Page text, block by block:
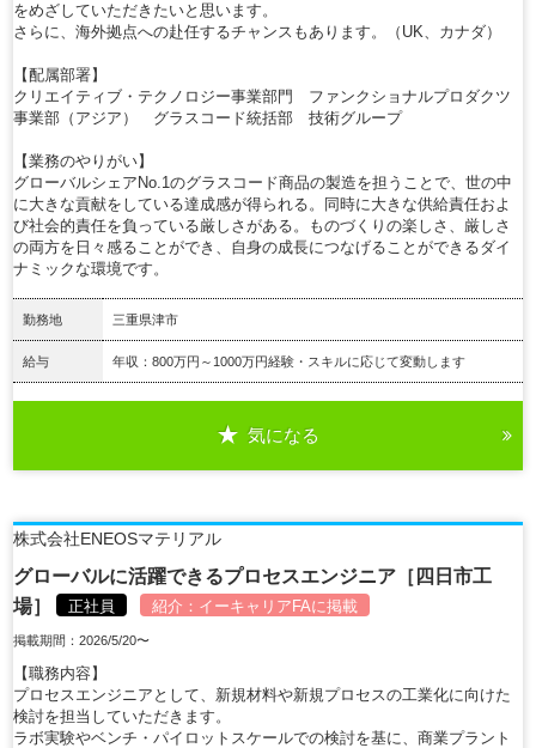
をめざしていただきたいと思います。
さらに、海外拠点への赴任するチャンスもあります。（UK、カナダ）
【配属部署】
クリエイティブ・テクノロジー事業部門 ファンクショナルプロダクツ
事業部（アジア） グラスコード統括部 技術グループ
【業務のやりがい】
グローバルシェアNo.1のグラスコード商品の製造を担うことで、世の中
に大きな貢献をしている達成感が得られる。同時に大きな供給責任およ
び社会的責任を負っている厳しさがある。ものづくりの楽しさ、厳しさ
の両方を日々感ることができ、自身の成長につなげることができるダイ
ナミックな環境です。
勤務地 三重県津市
給与 年収：800万円～1000万円経験・スキルに応じて変動します
気になる
株式会社ENEOSマテリアル
グローバルに活躍できるプロセスエンジニア［四日市工
場］
正社員 紹介： イーキャリアFAに掲載
掲載期間：2026/5/20〜
【職務内容】
プロセスエンジニアとして、新規材料や新規プロセスの工業化に向けた
検討を担当していただきます。
ラボ実験やベンチ・パイロットスケールでの検討を基に、商業プラント